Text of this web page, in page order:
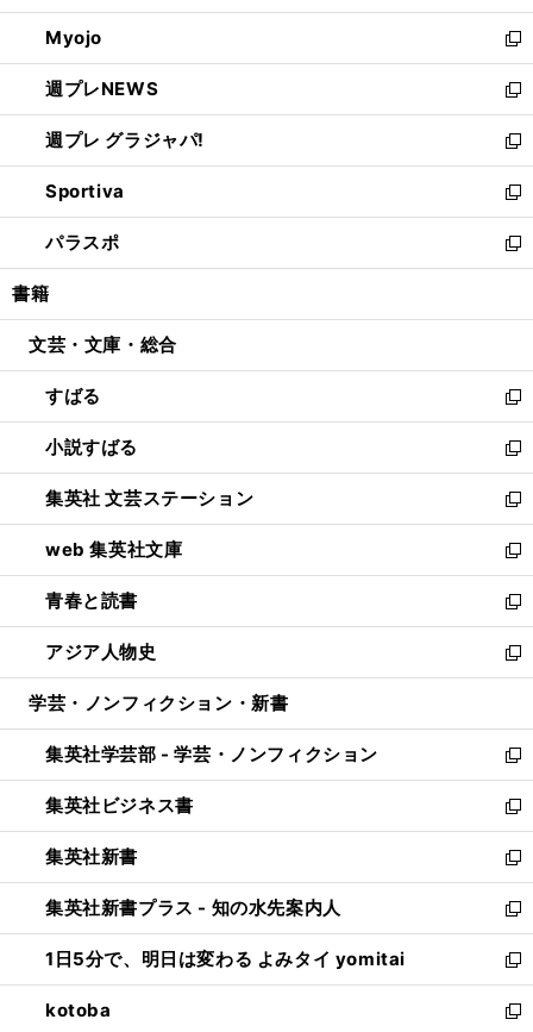
開
く
ウ
で
開
く
ン
ド
ウ
で
開
く
ウ
ィ
ン
ド
ウ
で
開
く
Myojo
新
し
い
ウ
ィ
ン
ド
ウ
で
開
週プレNEWS
新
し
い
ウ
ィ
ン
ド
ウ
開
週プレ グラジャパ!
新
し
い
ウ
ィ
ン
ウ
開
く
Sportiva
新
し
い
ウ
ン
ウ
で
開
く
パラスポ
新
し
ウ
ン
ド
ウ
で
開
く
書籍
文芸・文庫・総合
すばる
新
し
い
ウ
ィ
ン
ド
ウ
で
開
く
小説すばる
新
し
い
ウ
ィ
ン
ド
ウ
で
開
集英社 文芸ステーション
新
し
い
ウ
ィ
ン
ド
ウ
開
く
web 集英社文庫
新
し
い
ウ
ィ
ン
ウ
で
開
く
青春と読書
新
し
い
ウ
ン
ド
ウ
で
開
く
アジア人物史
新
し
ウ
ィ
ン
ド
ウ
で
開
く
学芸・ノンフィクション・新書
集英社学芸部 - 学芸・ノンフィクション
新
し
い
ウ
ィ
ン
ド
ウ
で
開
く
集英社ビジネス書
新
し
い
ウ
ィ
ン
ド
ウ
で
集英社新書
新
し
い
ウ
ィ
ン
ド
集英社新書プラス - 知の水先案内人
新
し
い
ウ
ィ
1日5分で、明日は変わる よみタイ yomitai
新
し
い
kotoba
新